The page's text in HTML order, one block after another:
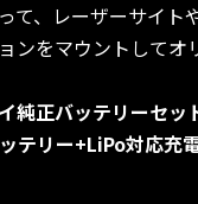
て、レーザーサイ
ンをマウントしてオ
純正バッテリーセ
リー+LiPo対応充